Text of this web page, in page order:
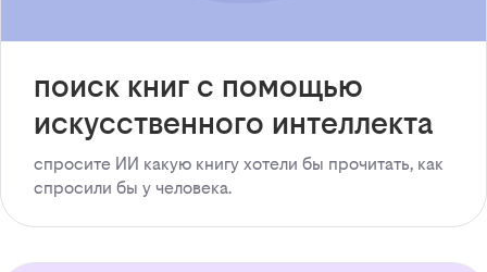
поиск книг с помощью
искусственного интеллекта
спросите ИИ какую книгу хотели бы прочитать, как
спросили бы у человека.